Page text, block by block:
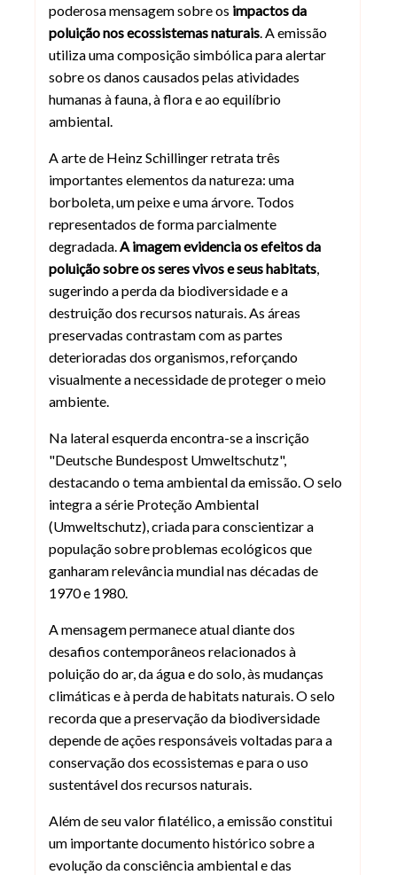
poderosa mensagem sobre os impactos da
poluição nos ecossistemas naturais . A emissão
utiliza uma composição simbólica para alertar
sobre os danos causados pelas atividades
humanas à fauna, à flora e ao equilíbrio
ambiental.
A arte de Heinz Schillinger retrata três
importantes elementos da natureza: uma
borboleta, um peixe e uma árvore. Todos
representados de forma parcialmente
degradada. A imagem evidencia os efeitos da
poluição sobre os seres vivos e seus habitats
sugerindo a perda da biodiversidade e a
destruição dos recursos naturais. As áreas
preservadas contrastam com as partes
deterioradas dos organismos, reforçando
visualmente a necessidade de proteger o meio
ambiente.
Na lateral esquerda encontra-se a inscrição
"Deutsche Bundespost Umweltschutz",
destacando o tema ambiental da emissão. O selo
integra a série Proteção Ambiental
(Umweltschutz), criada para conscientizar a
população sobre problemas ecológicos que
ganharam relevância mundial nas décadas de
1970 e 1980.
A mensagem permanece atual diante dos
desafios contemporâneos relacionados à
poluição do ar, da água e do solo, às mudanças
climáticas e à perda de habitats naturais. O selo
recorda que a preservação da biodiversidade
depende de ações responsáveis voltadas para a
conservação dos ecossistemas e para o uso
sustentável dos recursos naturais.
Além de seu valor filatélico, a emissão constitui
um importante documento histórico sobre a
evolução da consciência ambiental e das